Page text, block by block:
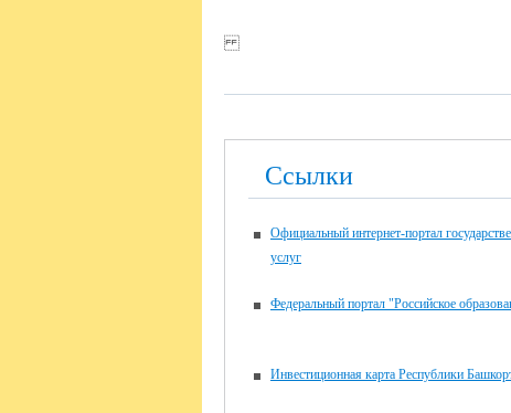
Ссылки
Официальный интернет-портал
услуг
Федеральный портал "Российское
Инвестиционная карта Республики